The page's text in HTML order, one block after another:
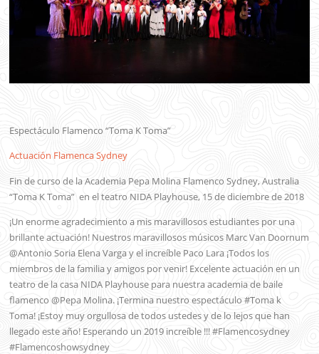
Espectáculo Flamenco “Toma K Toma”
Actuación Flamenca Sydney
Fin de curso de la Academia Pepa Molina Flamenco Sydney, Australia
“Toma K Toma” en el teatro NIDA Playhouse, 15 de diciembre de 2018
¡Un enorme agradecimiento a mis maravillosos estudiantes por una
brillante actuación! Nuestros maravillosos músicos Marc Van Doornum
@Antonio Soria Elena Varga y el increíble Paco Lara ¡Todos los
miembros de la familia y amigos por venir! Excelente actuación en un
teatro de la casa NIDA Playhouse para nuestra academia de baile
flamenco @Pepa Molina. ¡Termina nuestro espectáculo #Toma k
Toma! ¡Estoy muy orgullosa de todos ustedes y de lo lejos que han
llegado este año! Esperando un 2019 increíble !!! #Flamencosydney
#Flamencoshowsydney